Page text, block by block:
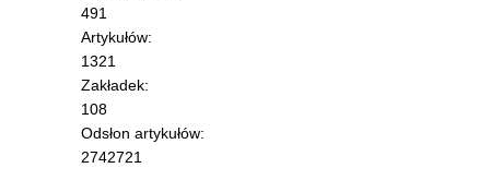
491
Artykułów:
1321
Zakładek:
108
Odsłon artykułów:
2742721